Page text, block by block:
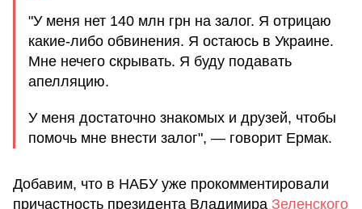
"У меня нет 140 млн грн на залог. Я отрицаю
какие-либо обвинения. Я остаюсь в Украине.
Мне нечего скрывать. Я буду подавать
апелляцию.
У меня достаточно знакомых и друзей, чтобы
помочь мне внести залог", — говорит Ермак.
Добавим, что в НАБУ уже прокомментировали
причастность президента Владимира Зеленского